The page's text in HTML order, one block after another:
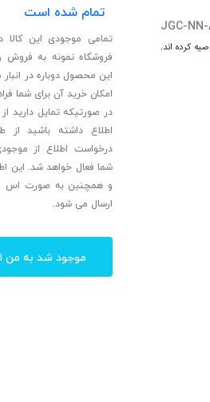
JGC-
کرده اند.
تمام شده است
تمامی موجودی این کالا
فروشگاه نمونه به فروش
این محصول دوباره در
امکان خرید آن برای شما
در صورتیکه تمایل دارید
اطلاع داشته باشید از
درخواست اطلاع از
شما فعال خواهد شد. این
و همچنین به صورت اس
ارسال می شود.
موجود شد به من